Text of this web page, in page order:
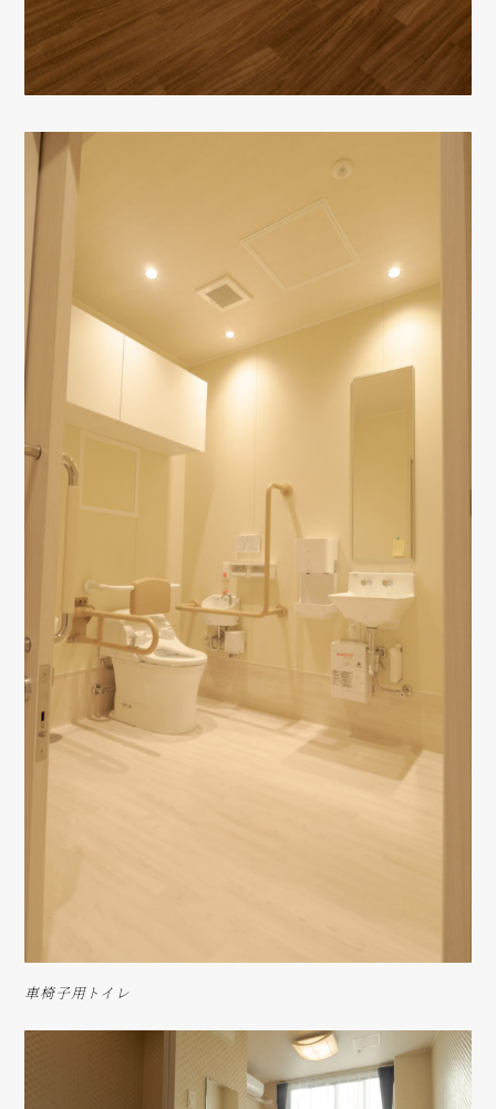
車椅子用トイレ